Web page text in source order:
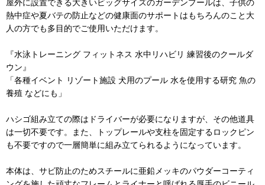
屋外に設置できる大きいビッグサイズのガーデンプールは、子供の
熱中症や夏バテの防止などの健康面のサポートはもちろんのこと大
人の方でも多目的でご使用いただけます。
『水泳トレーニング フィットネス 水中リハビリ 練習後のクールダ
ウン』
「各種イベント リゾート施設 犬用のプール 水を使用する研究 魚の
養殖 などにも」
ハシゴ組み立ての際はドライバーが必要になりますが、その他道具
は一切不要です。また、トップレールや支柱を固定するロックピン
も不要ですので一層簡単に組み立てられるようになっています。
本体は、サビ防止のためスチールに亜鉛メッキのパウダーコーティ